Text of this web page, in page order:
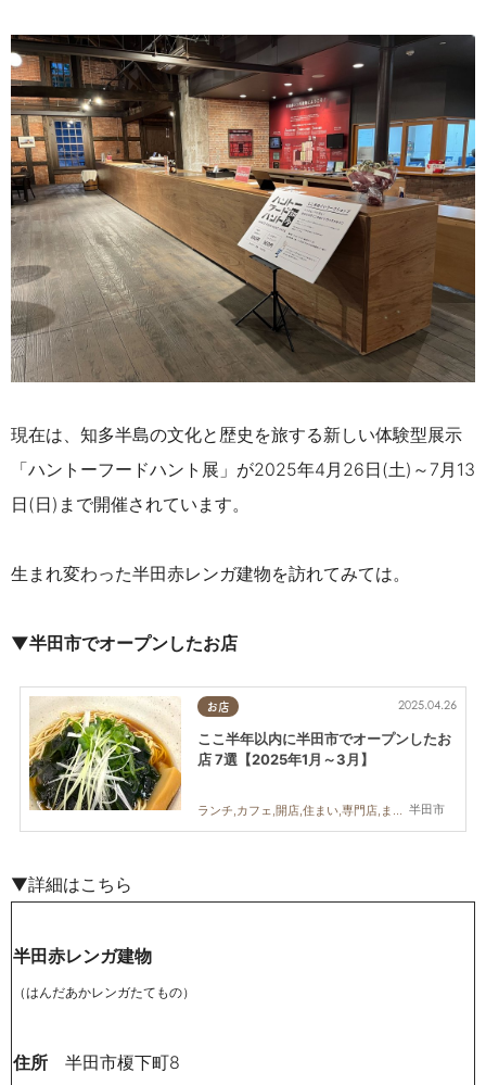
現在は、知多半島の文化と歴史を旅する新しい体験型展示
「ハントーフードハント展」が2025年4月26日(土)～7月13
日(日)まで開催されています。
生まれ変わった半田赤レンガ建物を訪れてみては。
▼半田市でオープンしたお店
お店
半田市
2025.04.26
ここ半年以内に半田市でオープンしたお
店 7選【2025年1月～3月】
ランチ,カフェ,開店,住まい,専門店,まとめ記事
▼詳細はこちら
半田赤レンガ建物
（はんだあかレンガたてもの）
住所 半田市榎下町8